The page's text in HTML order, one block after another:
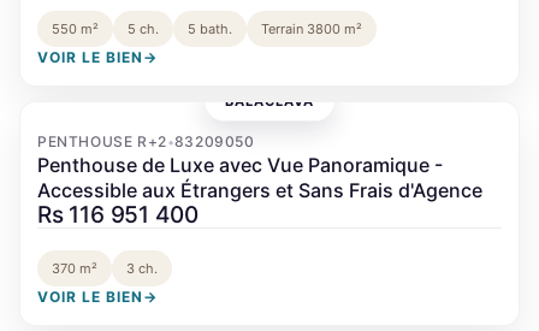
550 m² 5 ch. 5 bath. Terrain 3800 m²
VOIR LE BIEN →
BALACLAVA
PENTHOUSE R+2•83209050
Penthouse de Luxe avec Vue Panoramique -
Accessible aux Étrangers et Sans Frais d'Agence
Rs 116 951 400
370 m² 3 ch.
VOIR LE BIEN →